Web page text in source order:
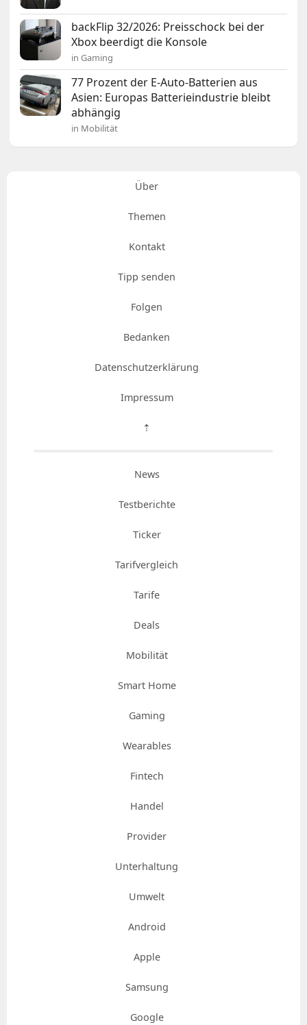
backFlip 32/2026: Preisschock bei der
Xbox beerdigt die Konsole
in Gaming
77 Prozent der E-Auto-Batterien aus
Asien: Europas Batterieindustrie bleibt
abhängig
in Mobilität
Über
Themen
Kontakt
Tipp senden
Folgen
Bedanken
Datenschutzerklärung
Impressum
⇡
News
Testberichte
Ticker
Tarifvergleich
Tarife
Deals
Mobilität
Smart Home
Gaming
Wearables
Fintech
Handel
Provider
Unterhaltung
Umwelt
Android
Apple
Samsung
Google